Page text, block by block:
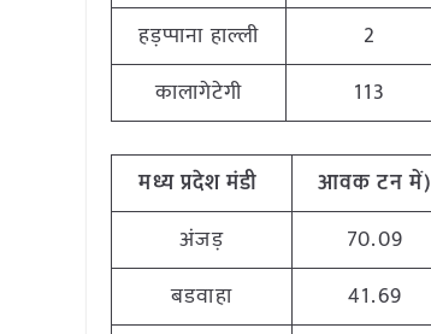
हड़प्पाना हाल्ली
2
कालागेटेगी
113
मध्य प्रदेश मंडी आवक टन में)
अंजड़
70.09
बडवाहा
41.69